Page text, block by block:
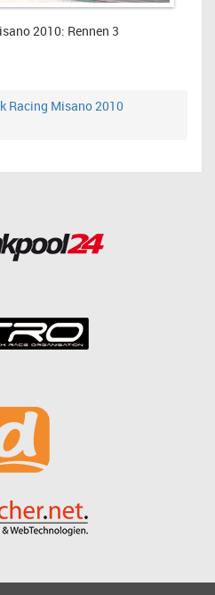
2010: Rennen 3
Racing Misano 2010